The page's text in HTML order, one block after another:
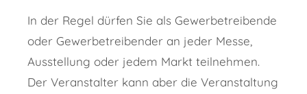
In der Regel dürfen Sie als Gewerbetreibende
oder Gewerbetreibender an jeder Messe,
Ausstellung oder jedem Markt teilnehmen.
Der Veranstalter kann aber die Veranstaltung